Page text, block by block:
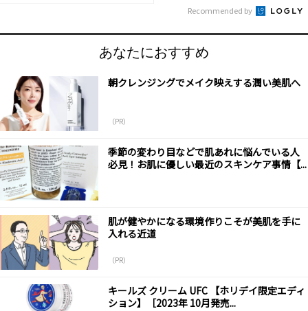
Recommended by
あなたにおすすめ
朝クレンジングでメイク映えする潤い美肌へ
（PR）
季節の変わり目などで肌あれに悩んでいる人
必見！お肌に優しい最近のスキンケア事情【...
肌が健やかになる環境作りこそが美肌を手に
入れる近道
（PR）
キールズ クリーム UFC 【ホリデイ限定エディ
ション】［2023年 10月発売...